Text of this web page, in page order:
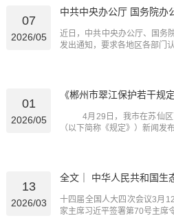
07
2026/05
中共中央办公厅 国务院办
近日，中共中央办公厅、国务
发出通知，要求各地区各部门
01
2026/05
《郴州市翠江保护若干规
4月29日，我市在苏仙区飞
（以下简称《规定》）新闻发
13
2026/03
全文｜ 中华人民共和国生
十四届全国人大四次会议3月
家主席习近平签署第70号主席